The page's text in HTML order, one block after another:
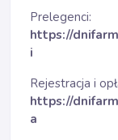
Prelegenci:
https://
i
Rejestracja i
https://
a